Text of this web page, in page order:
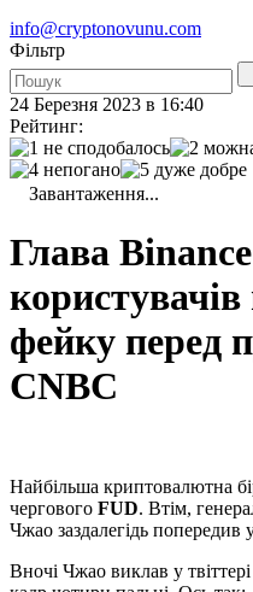
info@cryptonovunu.com
Фiльтр
24 Березня 2023 в 16:40
Рейтинг:
Завантаження...
Глава
фейку перед
CNBC
Найбільша криптовалютна
чергового FUD. Втім,
Чжао заздалегідь попередив
Вночі Чжао виклав у